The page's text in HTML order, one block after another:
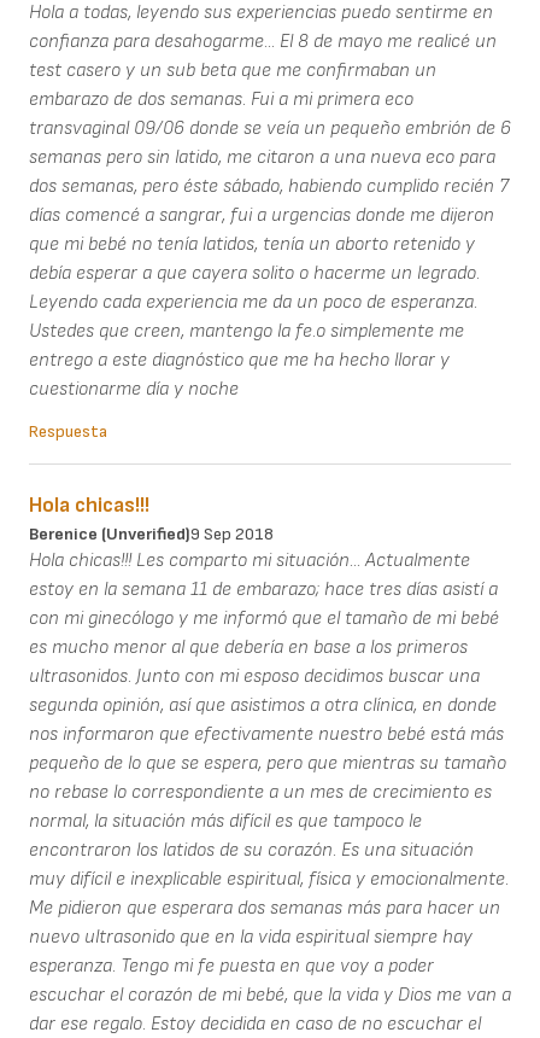
Hola a todas, leyendo sus experiencias puedo sentirme en
confianza para desahogarme... El 8 de mayo me realicé un
test casero y un sub beta que me confirmaban un
embarazo de dos semanas. Fui a mi primera eco
transvaginal 09/06 donde se veía un pequeño embrión de 6
semanas pero sin latido, me citaron a una nueva eco para
dos semanas, pero éste sábado, habiendo cumplido recién 7
días comencé a sangrar, fui a urgencias donde me dijeron
que mi bebé no tenía latidos, tenía un aborto retenido y
debía esperar a que cayera solito o hacerme un legrado.
Leyendo cada experiencia me da un poco de esperanza.
Ustedes que creen, mantengo la fe.o simplemente me
entrego a este diagnóstico que me ha hecho llorar y
cuestionarme día y noche
Respuesta
Hola chicas!!!
Berenice (unverified)9 Sep 2018
Hola chicas!!! Les comparto mi situación... Actualmente
estoy en la semana 11 de embarazo; hace tres días asistí a
con mi ginecólogo y me informó que el tamaño de mi bebé
es mucho menor al que debería en base a los primeros
ultrasonidos. Junto con mi esposo decidimos buscar una
segunda opinión, así que asistimos a otra clínica, en donde
nos informaron que efectivamente nuestro bebé está más
pequeño de lo que se espera, pero que mientras su tamaño
no rebase lo correspondiente a un mes de crecimiento es
normal, la situación más difícil es que tampoco le
encontraron los latidos de su corazón. Es una situación
muy difícil e inexplicable espiritual, física y emocionalmente.
Me pidieron que esperara dos semanas más para hacer un
nuevo ultrasonido que en la vida espiritual siempre hay
esperanza. Tengo mi fe puesta en que voy a poder
escuchar el corazón de mi bebé, que la vida y Dios me van a
dar ese regalo. Estoy decidida en caso de no escuchar el